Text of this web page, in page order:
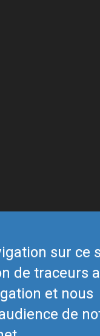
sur ce
de traceurs
et nous
de
Back to top